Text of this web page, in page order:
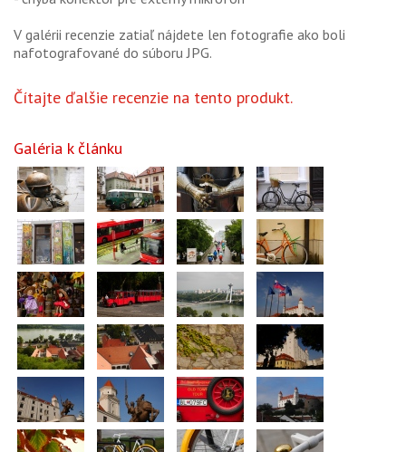
V galérii recenzie zatiaľ nájdete len fotografie ako boli
nafotografované do súboru JPG.
Čítajte ďalšie recenzie na tento produkt.
Galéria k článku